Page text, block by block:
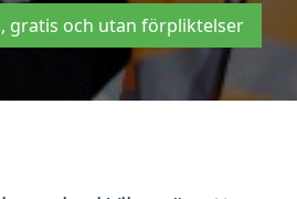
gratis och utan förpliktelser